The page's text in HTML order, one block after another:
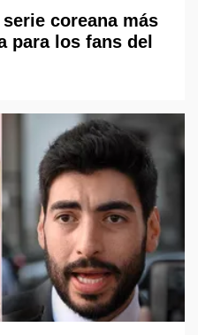
coreana más
para los fans del